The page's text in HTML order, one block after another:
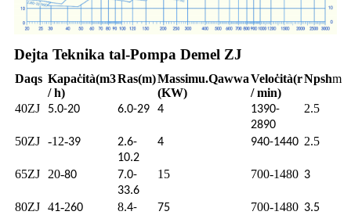
Dejta Teknika tal-Pompa Demel ZJ
Daqs Kapaċità(m3
/ h)
Ras(m)Massimu.Qawwa
(KW)
Veloċità(r
/ min)
Npshm
40ZJ 5.0-20 6.0-29 4
1390-
2890
2.5
50ZJ -12-39
2.6-
10.2
4 940-1440 2.5
65ZJ 20-80
7.0-
33.6
15 700-1480 3
80ZJ 41-260 8.4-
75 700-1480 3.5